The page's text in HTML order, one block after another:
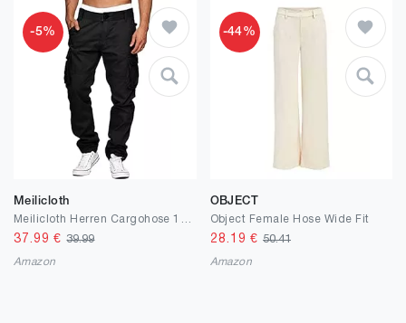
-5%
Meilicloth
37.99 €39.99
Amazon
-44%
OBJECT
Object Female Hose Wide Fit
28.19 € 50.41
Amazon